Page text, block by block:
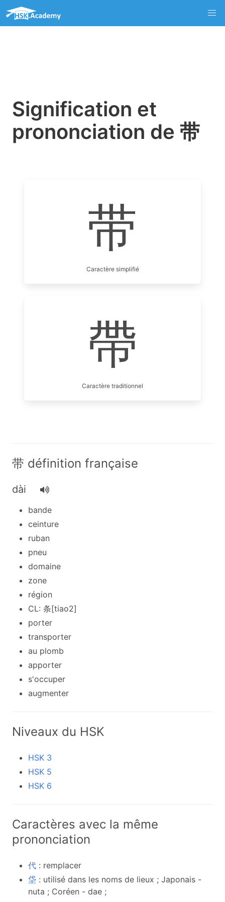
Signification et
prononciation de 带
带
Caractère simplifié
帶
Caractère traditionnel
带 définition française
dài
bande
ceinture
ruban
pneu
domaine
zone
région
CL: 条[tiao2]
porter
transporter
au plomb
apporter
s'occuper
augmenter
Niveaux du HSK
HSK 3
HSK 5
HSK 6
Caractères avec la même
prononciation
代 : remplacer
垈 : utilisé dans les noms de lieux ; Japonais -
nuta ; Coréen - dae ;